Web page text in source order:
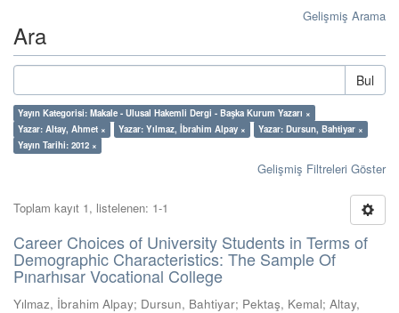
Gelişmiş Arama
Ara
Bul
Yayın Kategorisi: Makale - Ulusal Hakemli Dergi - Başka Kurum Yazarı ×
Yazar: Altay, Ahmet ×
Yazar: Yılmaz, İbrahim Alpay ×
Yazar: Dursun, Bahtiyar ×
Yayın Tarihi: 2012 ×
Gelişmiş Filtreleri Göster
Toplam kayıt 1, listelenen: 1-1
Career Choices of University Students in Terms of
Demographic Characteristics: The Sample Of
Pınarhısar Vocational College
Yılmaz, İbrahim Alpay; Dursun, Bahtiyar; Pektaş, Kemal; Altay,